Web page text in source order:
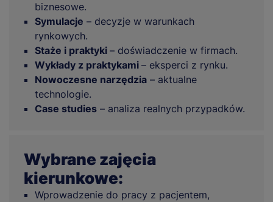
biznesowe.
Symulacje – decyzje w warunkach
rynkowych.
Staże i praktyki – doświadczenie w firmach.
Wykłady z praktykami – eksperci z rynku.
Nowoczesne narzędzia – aktualne
technologie.
Case studies – analiza realnych przypadków.
Wybrane zajęcia
kierunkowe:
Wprowadzenie do pracy z pacjentem,